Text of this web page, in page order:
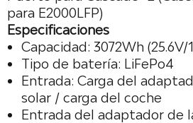
para E2000LFP)
Especificaciones
Capacidad: 3072Wh (25.6V/
Tipo de batería: LiFePo4
Entrada: Carga del
solar / carga del coche
Entrada del adaptador de